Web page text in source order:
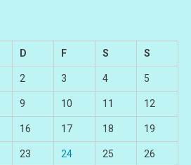
D F S S
2 3 4 5
9 10 11 12
16 17 18 19
23 24 25 26